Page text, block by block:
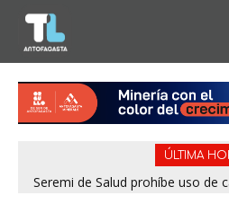
ÚLTIMA
Seremi de Salud prohíbe uso de